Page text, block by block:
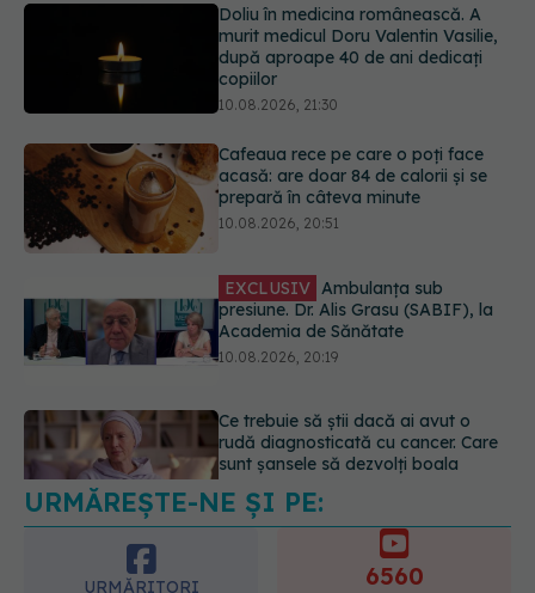
Cafeaua rece pe care o poți face
acasă: are doar 84 de calorii și se
prepară în câteva minute
10.08.2026, 20:51
EXCLUSIV Ambulanța sub
presiune. Dr. Alis Grasu (SABIF), la
Academia de Sănătate
Ce trebuie să știi dacă ai avut o
rudă diagnosticată cu cancer. Care
sunt șansele să dezvolți boala
A murit Prof. Dr. Ioana Micle, un
reper al pediatriei timișorene
10.08.2026, 21:51
URMĂREȘTE-NE ȘI PE:
URMĂRITORI
ABONAȚI